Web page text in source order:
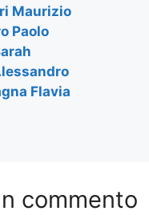
Maurizio
Paolo
Flavia
commento